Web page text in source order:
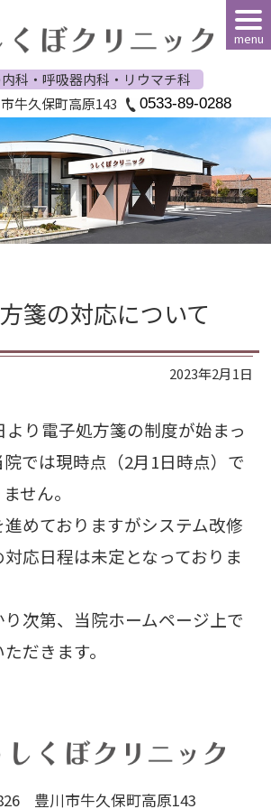
科・呼吸器内科・リウマチ科
牛久保町高原143 0533-89-0288
menu
箋の対応について
2023年2月1日
より電子処方箋の制度が始まっ
では現時点（2月1日時点）で
せん。
めておりますがシステム改修
応日程は未定となっておりま
次第、当院ホームページ上で
だきます。
豊川市牛久保町高原143